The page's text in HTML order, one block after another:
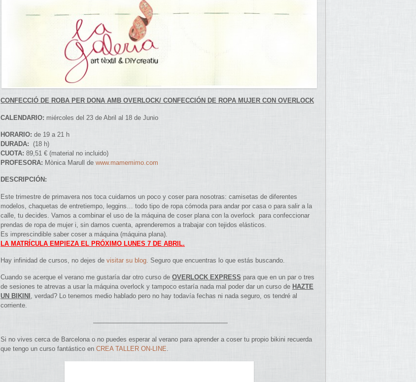
CONFECCIÓ DE ROBA PER DONA AMB OVERLOCK/ CONFECCIÓN DE ROPA MUJER CON OVERLOCK
CALENDARIO: miércoles del 23 de Abril al 18 de Junio
HORARIO: de 19 a 21 h
DURADA: (18 h)
CUOTA: 89,51 € (material no incluido)
PROFESORA: Mònica Marull de www.mamemimo.com
DESCRIPCIÓN:
Este trimestre de primavera nos toca cuidarnos un poco y coser para nosotras: camisetas de diferentes
modelos, chaquetas de entretiempo, leggins… todo tipo de ropa cómoda para andar por casa o para salir a la
calle, tu decides. Vamos a combinar el uso de la máquina de coser plana con la overlock para confeccionar
prendas de ropa de mujer i, sin darnos cuenta, aprenderemos a trabajar con tejidos elásticos.
Es imprescindible saber coser a máquina (máquina plana).
LA MATRÍCULA EMPIEZA EL PRÓXIMO LUNES 7 DE ABRIL.
Hay infinidad de cursos, no dejes de visitar su blog. Seguro que encuentras lo que estás buscando.
Cuando se acerque el verano me gustaría dar otro curso de OVERLOCK EXPRESS para que en un par o tres
de sesiones te atrevas a usar la máquina overlock y tampoco estaría nada mal poder dar un curso de HAZTE
UN BIKINI , verdad? Lo tenemos medio hablado pero no hay todavía fechas ni nada seguro, os tendré al
corriente.
—————————————————————
Si no vives cerca de Barcelona o no puedes esperar al verano para aprender a coser tu propio bikini recuerda
que tengo un curso fantástico en CREA TALLER ON-LINE.